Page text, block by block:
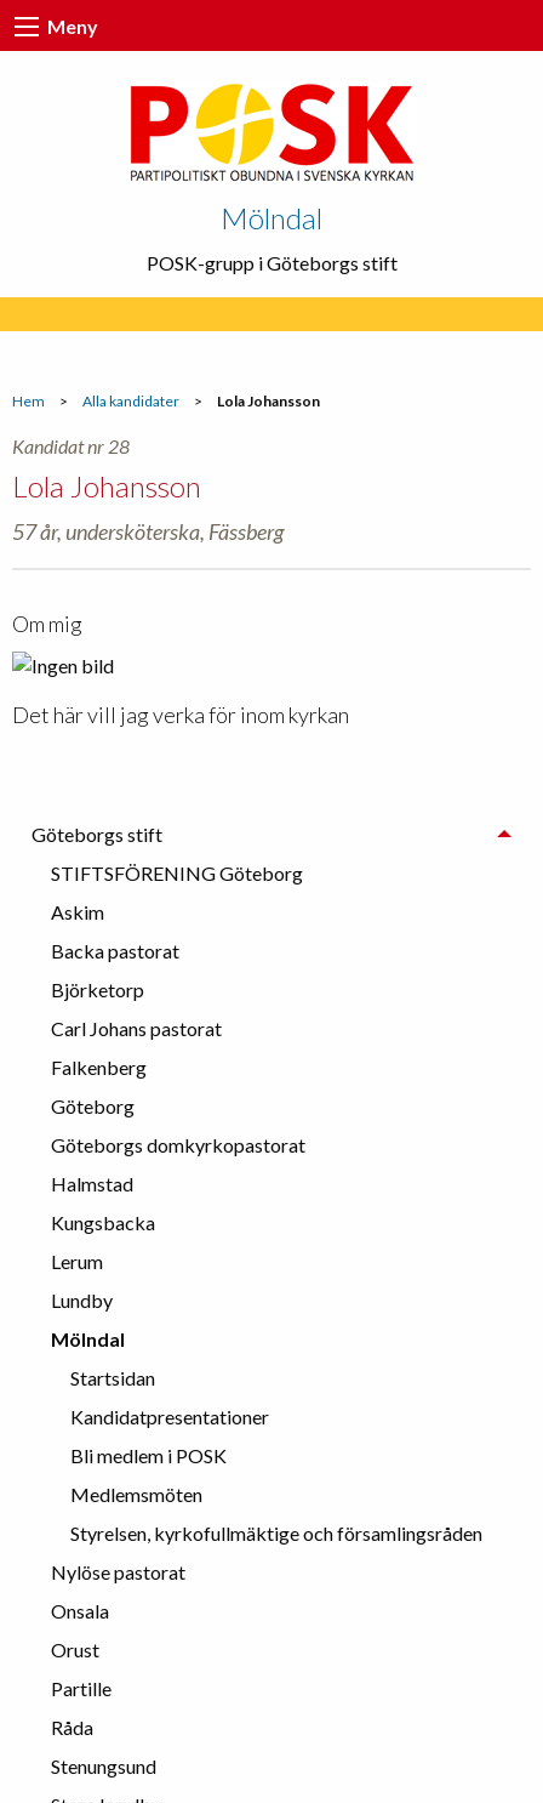
Meny
Mölndal
POSK-grupp i Göteborgs stift
Hem > Alla kandidater > Lola Johansson
Kandidat nr 28
Lola Johansson
57 år, undersköterska, Fässberg
Om mig
Det här vill jag verka för inom kyrkan
Göteborgs stift
STIFTSFÖRENING Göteborg
Askim
Backa pastorat
Björketorp
Carl Johans pastorat
Falkenberg
Göteborg
Göteborgs domkyrkopastorat
Halmstad
Kungsbacka
Lerum
Lundby
Mölndal
Startsidan
Kandidatpresentationer
Bli medlem i POSK
Medlemsmöten
Styrelsen, kyrkofullmäktige och församlingsråden
Nylöse pastorat
Onsala
Orust
Partille
Råda
Stenungsund